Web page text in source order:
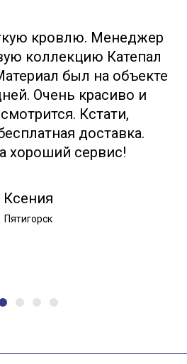
кровлю. Менеджер
коллекцию Катепал
был на объекте
Очень красиво и
Кстати,
доставка.
хороший сервис!
Ксения
Пятигорск